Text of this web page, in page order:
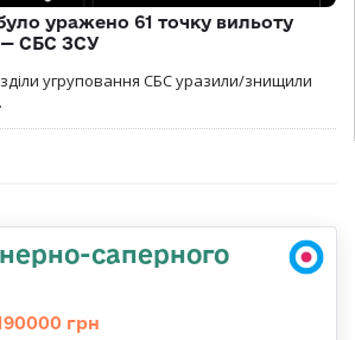
уражено 61 точку вильоту
— СБС ЗСУ
угруповання СБС уразили/знищили
саперного
грн